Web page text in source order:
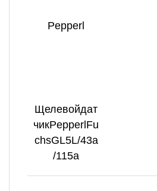
Pepperl
Щелевойдат
чикPepperlFu
chsGL5L/43a
/115a